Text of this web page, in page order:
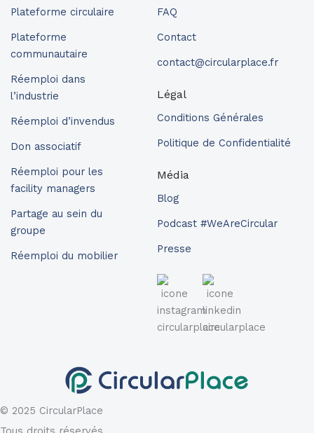
Plateforme circulaire
Plateforme
communautaire
Réemploi dans
l’industrie
Réemploi d’invendus
Don associatif
Réemploi pour les
facility managers
Partage au sein du
groupe
Réemploi du mobilier
FAQ
Contact
contact@circularplace.fr
Légal
Conditions Générales
Politique de Confidentialité
Média
Blog
Podcast #WeAreCircular
Presse
© 2025 CircularPlace